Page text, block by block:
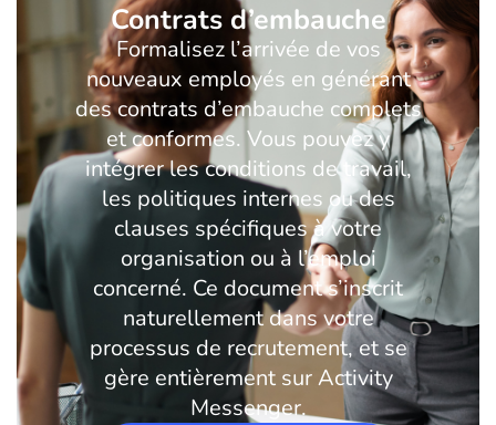
Contrats d’embauche
Formalisez l’arrivée de vos
nouveaux employés en générant
des contrats d’embauche complets
et conformes. Vous pouvez y
intégrer les conditions de travail,
les politiques internes ou des
clauses spécifiques à votre
organisation ou à l’emploi
concerné. Ce document s’inscrit
naturellement dans votre
processus de recrutement, et se
gère entièrement sur Activity
Messenger.